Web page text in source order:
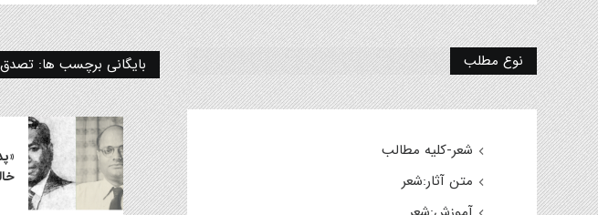
بایگانی برچسب ها: نوع مطلب
شعر-کلیه مطالب
متن آثار:شعر